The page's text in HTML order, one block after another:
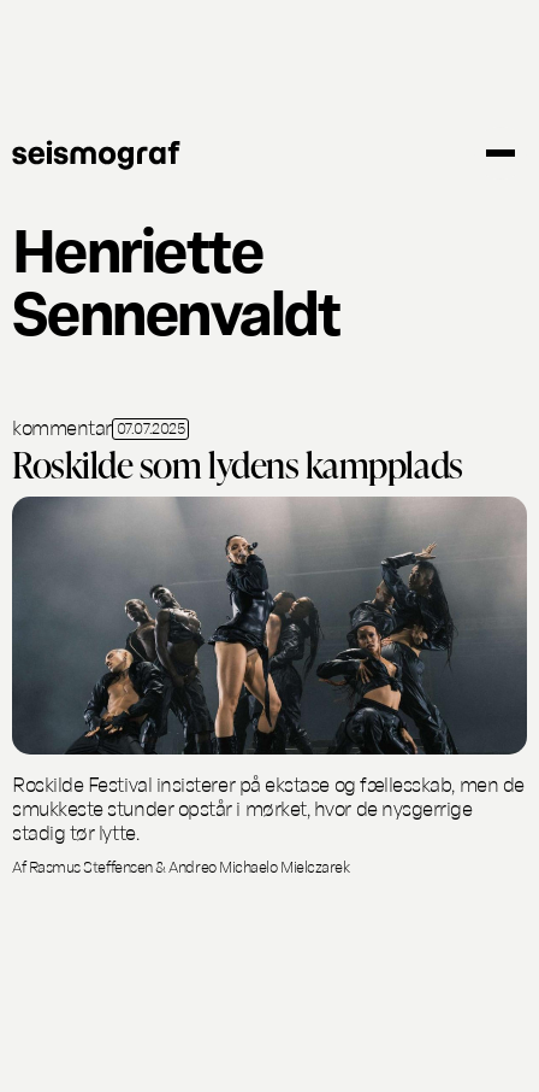
Henriette
Sennenvaldt
kommentar 07.07.2025
Roskilde som lydens kampplads
Roskilde Festival insisterer på ekstase og fællesskab, men de
smukkeste stunder opstår i mørket, hvor de nysgerrige
stadig tør lytte.
Af Rasmus Steffensen & Andreo Michaelo Mielczarek